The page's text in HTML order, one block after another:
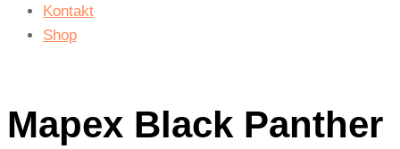
Kontakt
Shop
Mapex Black Panther